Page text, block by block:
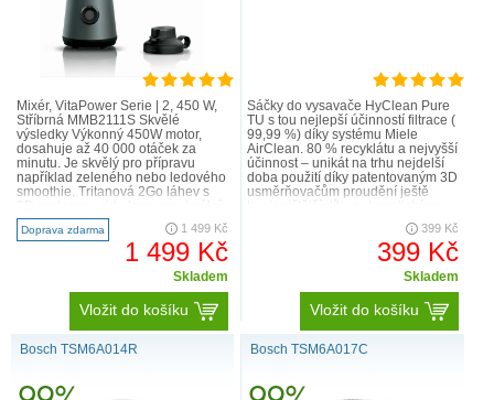
Mixér, VitaPower Serie | 2, 450 W,
Stříbrná MMB2111S Skvělé
výsledky Výkonný 450W motor,
dosahuje až 40 000 otáček za
minutu. Je skvělý pro přípravu
například zeleného nebo ledového
smoothie. Tritanová 2Go láhev s
kapacitou 0,8 l a užitným..
Doprava zdarma 1 499 Kč
1 499 Kč
Skladem
Vložit do košíku
Sáčky do vysavače HyClean Pure
TU s tou nejlepší účinností filtrace (
99,99 %) díky systému Miele
AirClean. 80 % recyklátu a nejvyšší
účinnost – unikát na trhu nejdelší
doba použití díky patentovaným 3D
usměrňovačům proudění ještě
399 Kč
399 Kč
Skladem
Vložit do košíku
Bosch TSM6A014R Bosch TSM6A017C